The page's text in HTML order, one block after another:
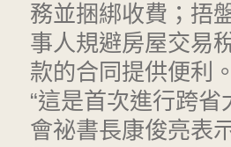
務並捆綁收費；捂
事人規避房屋交易
款的合同提供便利
“這是首次進行跨
會祕書長康俊亮表